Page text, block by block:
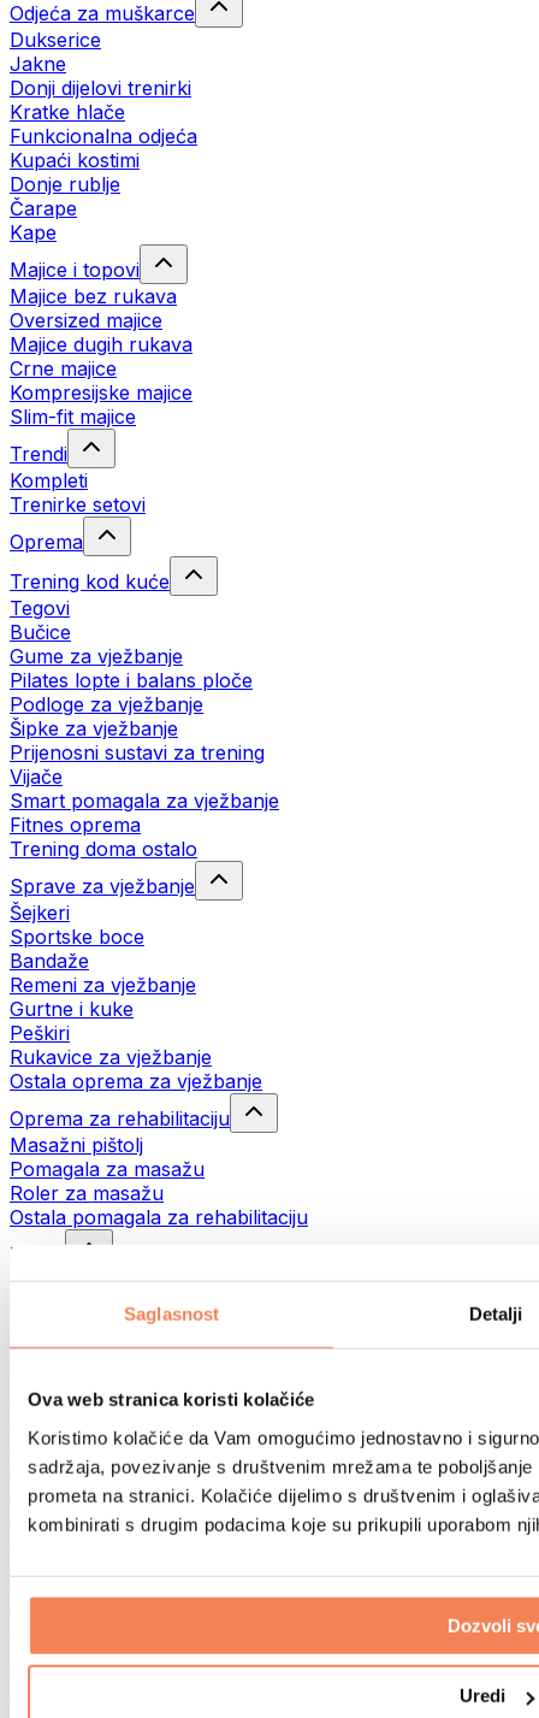
Saglasnost Detalji
Ova web stranica koristi kolačiće
Koristimo kolačiće da Vam omogućimo jednostavno i
sadržaja, povezivanje s društvenim mrežama te
prometa na stranici. Kolačiće dijelimo s društvenim i
kombinirati s drugim podacima koje su prikupili uporabom
Dozvoli
Uredi
Odjeća za muškarce
Dukserice
Jakne
Donji dijelovi trenirki
Kratke hlače
Funkcionalna odjeća
Kupaći kostimi
Donje rublje
Čarape
Kape
Majice i topovi
Majice bez rukava
Oversized majice
Majice dugih rukava
Crne majice
Kompresijske majice
Slim-fit majice
Trendi
Kompleti
Trenirke setovi
Oprema
Trening kod kuće
Tegovi
Bučice
Gume za vježbanje
Pilates lopte i balans ploče
Podloge za vježbanje
Šipke za vježbanje
Prijenosni sustavi za trening
Vijače
Smart pomagala za vježbanje
Fitnes oprema
Trening doma ostalo
Sprave za vježbanje
Šejkeri
Sportske boce
Bandaže
Remeni za vježbanje
Gurtne i kuke
Peškiri
Rukavice za vježbanje
Ostala oprema za vježbanje
Oprema za rehabilitaciju
Masažni pištolj
Pomagala za masažu
Roler za masažu
Ostala pomagala za rehabilitaciju
Torbe
Torbe za hranu
Sportske torbe
Trčanje
Biciklizam
Joga i pilates
Kupanje hladnom vodom
Plivanje
Planinarenje
Biohacking
Terapija crvenim svjetlom
Eko kućanstvo